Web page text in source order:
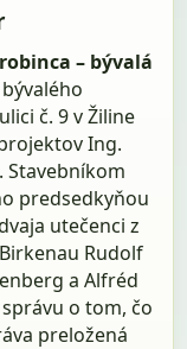
– bývalá
bývalého
č. 9 v Žiline
Ing.
Stavebníkom
predsedkyňou
utečenci z
Rudolf
a Alfréd
o tom, čo
preložená